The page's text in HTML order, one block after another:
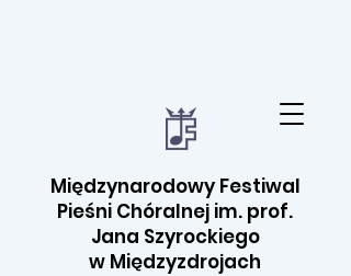
Międzynarodowy Festiwal
Pieśni Chóralnej im. prof.
Jana Szyrockiego
w Międzyzdrojach